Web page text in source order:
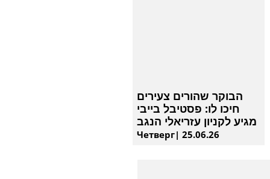
הבוקר שהורים צעירים
חיכו לו: פסטיבל בייבי
מגיע לקניון עזריאלי הנגב
Четверг| 25.06.26